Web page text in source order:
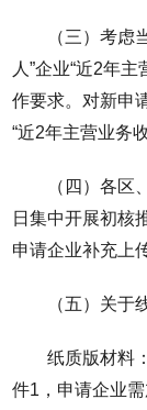
（三）考虑
人”企业“近2年
作要求。对新申
“近2年主营业务
（四）各
日集中开展初核
申请企业补充上
（五）关于
纸质版材料
件1，申请企业